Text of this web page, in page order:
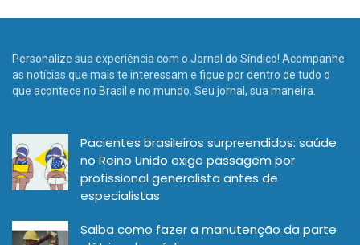
Personalize sua experiência com o Jornal do Síndico! Acompanhe
as notícias que mais te interessam e fique por dentro de tudo o
que acontece no Brasil e no mundo. Seu jornal, sua maneira.
Pacientes brasileiros surpreendidos: saúde
no Reino Unido exige passagem por
profissional generalista antes de
especialistas
Saiba como fazer a manutenção da parte